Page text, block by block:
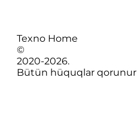
Texno Home
©
2020-2026.
Bütün hüquqlar qorunur